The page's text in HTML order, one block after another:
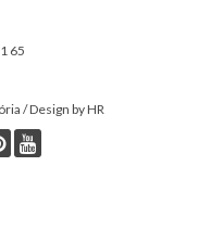
65
/ Design by HR